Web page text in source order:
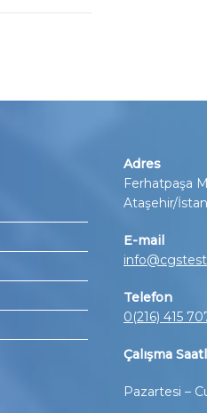
Adres
Ferhatpaşa
Ataşehir/
E-mail
Telefon
0(216) 415
Çalışma
Pazartesi –